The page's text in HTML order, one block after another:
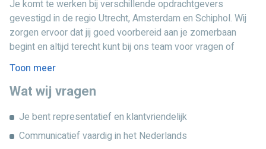
Wil je deze zomer niet stilzitten en direct aan de slag?
Solliciteer dan snel! Na een korte inwerkdag kunnen wij je
meteen inplannen, zodat je precies weet waar je aan toe
besteden. Plan snel een kennismakingsgesprek en ontdek
welke baan het beste bij jou past!
Je komt te werken bij verschillende opdrachtgevers
gevestigd in de regio Utrecht, Amsterdam en Schiphol. Wij
zorgen ervoor dat jij goed voorbereid aan je zomerbaan
begint en altijd terecht kunt bij ons team voor vragen of
ondersteuning. Je krijgt volop kansen om werkervaring op
te doen en jouw netwerk uit te breiden in een professionele,
maar informele werkomgeving. Voor Utrecht en Amsterdam
beschikbaarheid de planning vastleggen.
Toon meer
Wat wij vragen
Je bent representatief en klantvriendelijk
Communicatief vaardig in het Nederlands